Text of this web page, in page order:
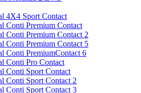
4X4 Sport Contact
Conti Premium Contact
Premium Contact 2
Conti Premium Contact 5
Conti PremiumContact 6
Conti Pro Contact
Conti Sport Contact
Conti Sport Contact 2
Conti Sport Contact 3